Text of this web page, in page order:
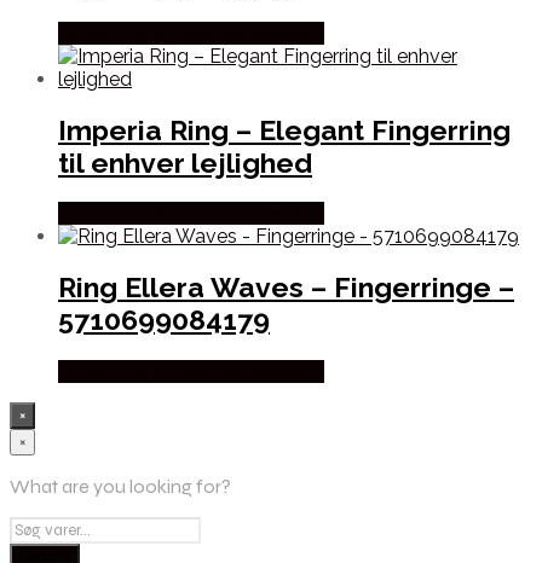
Imperia Ring – Elegant Fingerring
til enhver lejlighed
Ring Ellera Waves – Fingerringe –
5710699084179
×
×
What are you looking for?